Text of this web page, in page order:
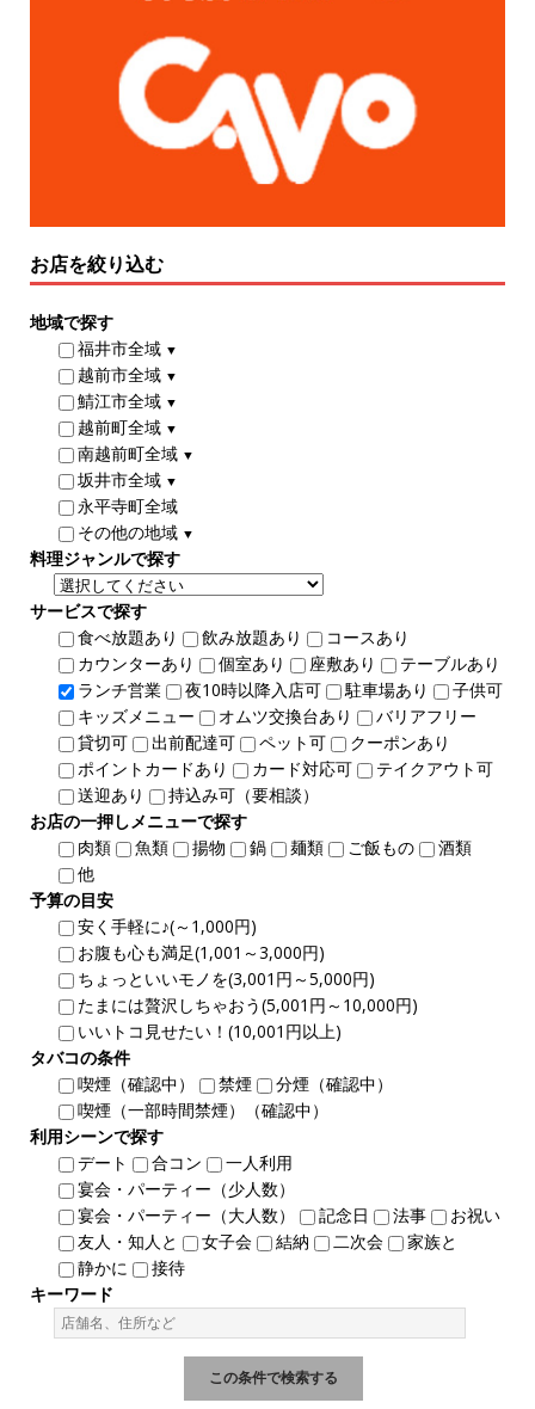
お店を絞り込む
地域で探す
福井市全域 ▼
越前市全域 ▼
鯖江市全域 ▼
越前町全域 ▼
南越前町全域 ▼
坂井市全域 ▼
永平寺町全域
その他の地域 ▼
料理ジャンルで探す
サービスで探す
食べ放題あり
飲み放題あり
コースあり
カウンターあり
個室あり 座敷あり
テーブルあり
ランチ営業
夜10時以降入店可 駐車場あり
子供可
キッズメニュー
オムツ交換台あり
バリアフリー
貸切可
出前配達可 ペット可
クーポンあり
ポイントカードあり
カード対応可
テイクアウト可
送迎あり
持込み可（要相談）
お店の一押しメニューで探す
肉類
魚類 揚物 鍋 麺類 ご飯もの
酒類
他
予算の目安
安く手軽に♪(～1,000円)
お腹も心も満足(1,001～3,000円)
ちょっといいモノを(3,001円～5,000円)
たまには贅沢しちゃおう(5,001円～10,000円)
いいトコ見せたい！(10,001円以上)
タバコの条件
喫煙（確認中）
禁煙
分煙（確認中）
喫煙（一部時間禁煙）（確認中）
利用シーンで探す
デート
合コン
一人利用
宴会・パーティー（少人数）
宴会・パーティー（大人数）
記念日 法事
お祝い
友人・知人と
女子会 結納 二次会
家族と
静かに
接待
キーワード